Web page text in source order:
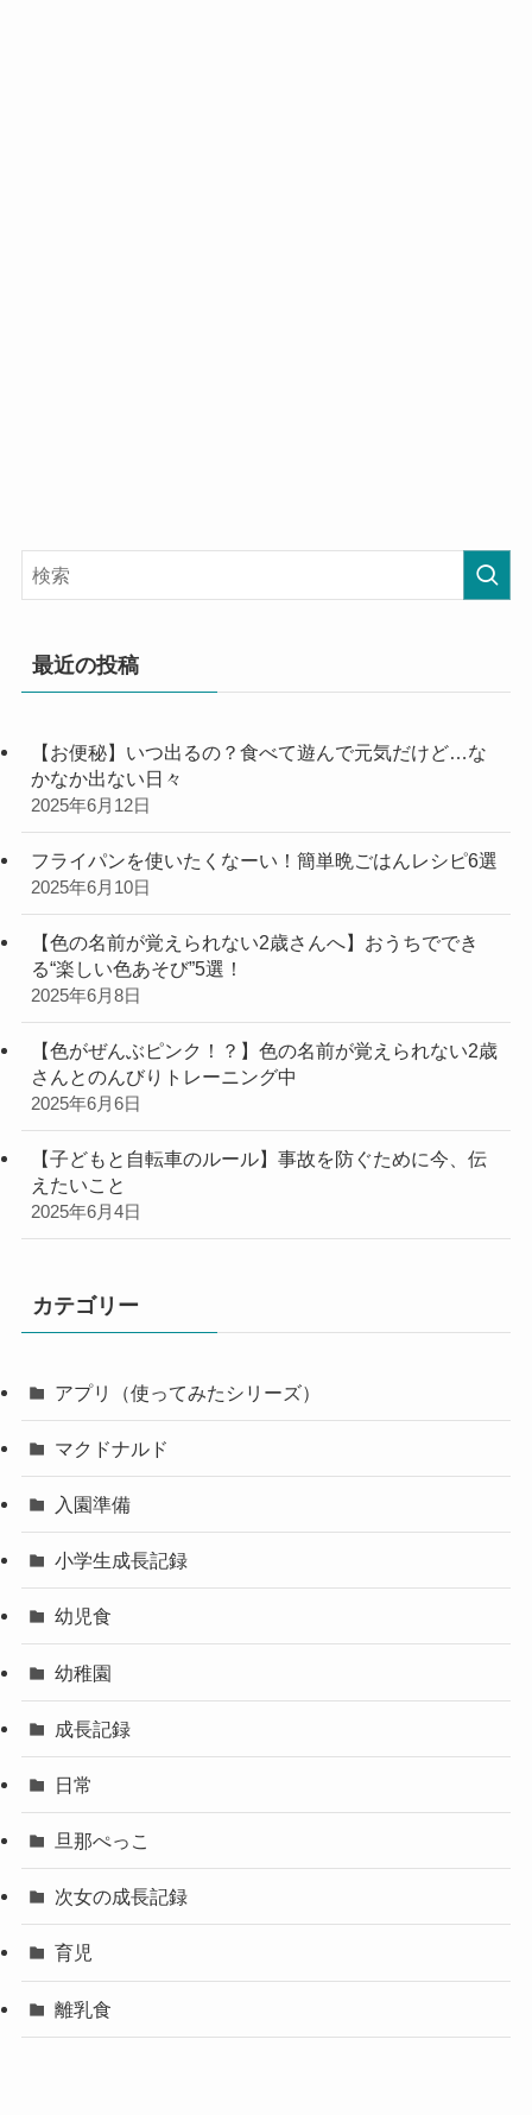
最近の投稿
【お便秘】いつ出るの？食べて遊んで元気だけど…な
かなか出ない日々
2025年6月12日
フライパンを使いたくなーい！簡単晩ごはんレシピ6選
2025年6月10日
【色の名前が覚えられない2歳さんへ】おうちででき
る“楽しい色あそび”5選！
2025年6月8日
【色がぜんぶピンク！？】色の名前が覚えられない2歳
さんとのんびりトレーニング中
2025年6月6日
【子どもと自転車のルール】事故を防ぐために今、伝
えたいこと
2025年6月4日
カテゴリー
アプリ（使ってみたシリーズ）
マクドナルド
入園準備
小学生成長記録
幼児食
幼稚園
成長記録
日常
旦那ぺっこ
次女の成長記録
育児
離乳食